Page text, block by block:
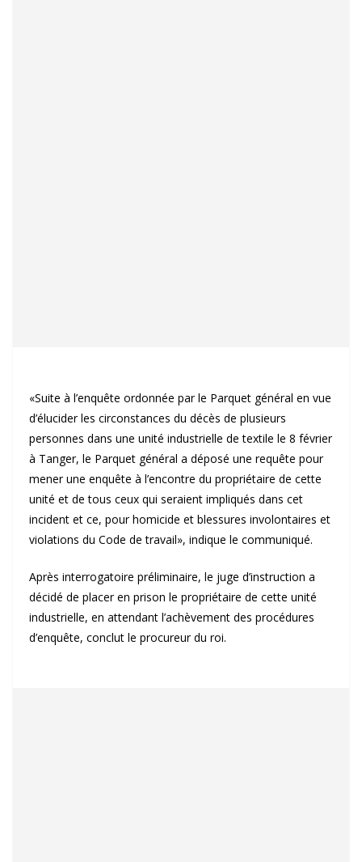
«Suite à l’enquête ordonnée par le Parquet général en vue
d’élucider les circonstances du décès de plusieurs
personnes dans une unité industrielle de textile le 8 février
à Tanger, le Parquet général a déposé une requête pour
mener une enquête à l’encontre du propriétaire de cette
unité et de tous ceux qui seraient impliqués dans cet
incident et ce, pour homicide et blessures involontaires et
violations du Code de travail», indique le communiqué.
Après interrogatoire préliminaire, le juge d’instruction a
décidé de placer en prison le propriétaire de cette unité
industrielle, en attendant l’achèvement des procédures
d’enquête, conclut le procureur du roi.